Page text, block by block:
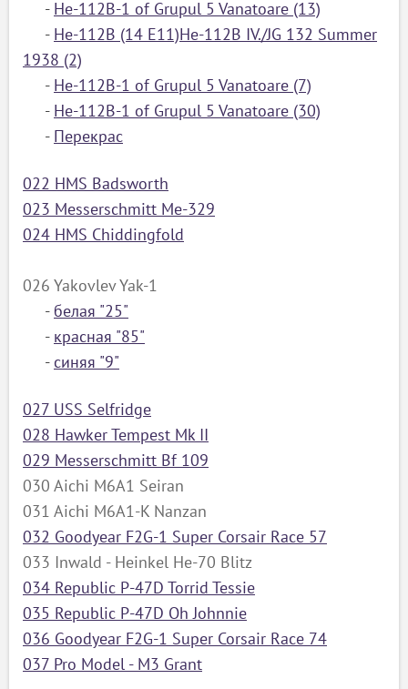
- He-112B-1 of Grupul 5 Vanatoare (13)
- He-112B (14 E11)He-112B IV./JG 132 Summer
1938 (2)
- He-112B-1 of Grupul 5 Vanatoare (7)
- He-112B-1 of Grupul 5 Vanatoare (30)
- Перекрас
022 HMS Badsworth
023 Messerschmitt Me-329
024 HMS Chiddingfold
026 Yakovlev Yak-1
- белая "25"
- красная "85"
- синяя "9"
027 USS Selfridge
028 Hawker Tempest Mk II
029 Messerschmitt Bf 109
030 Aichi M6A1 Seiran
031 Aichi M6A1-K Nanzan
032 Goodyear F2G-1 Super Corsair Race 57
033 Inwald - Heinkel He-70 Blitz
034 Republic P-47D Torrid Tessie
035 Republic P-47D Oh Johnnie
036 Goodyear F2G-1 Super Corsair Race 74
037 Pro Model - M3 Grant